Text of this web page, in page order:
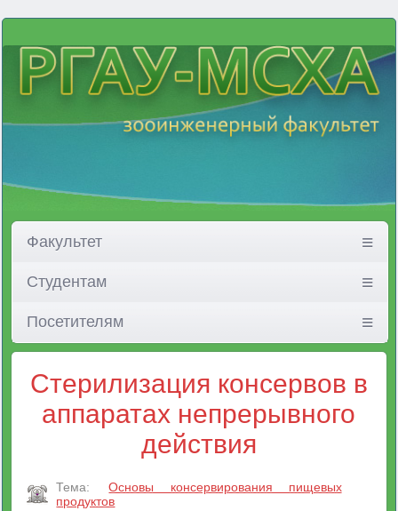
Факультет
Студентам
Посетителям
Стерилизация консервов в
аппаратах непрерывного
действия
Тема:
Основы консервирования пищевых
продуктов